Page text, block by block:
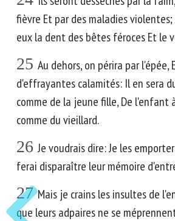
fièvre Et par des maladies violentes;
eux la dent des bêtes féroces Et le
25 Au dehors, on périra par l'épée,
d'effrayantes calamités: Il en sera
comme de la jeune fille, De l'enfant
comme du vieillard.
26 Je voudrais dire: Je les
ferai disparaître leur mémoire
27 Mais je crains les insultes de
que leurs adpaires ne se